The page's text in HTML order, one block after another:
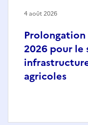
Prolongation
2026 pour le
agricoles
4 août 2026